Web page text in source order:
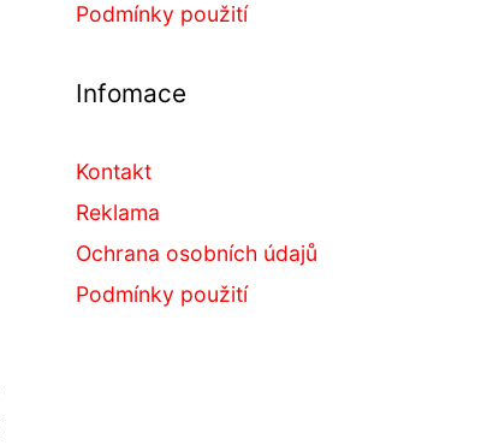
Podmínky použití
Infomace
Kontakt
Reklama
Ochrana osobních údajů
Podmínky použití